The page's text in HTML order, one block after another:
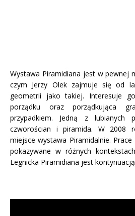
Wystawa Piramidiana jest w pewnej
czym Jerzy Olek zajmuje się od
geometrii jako takiej. Interesuje
porządku oraz porządkująca
przypadkiem. Jedną z
czworościan i piramida. W 2008
miejsce wystawa Piramidalnie.
pokazywane w różnych
Legnicka Piramidiana jest